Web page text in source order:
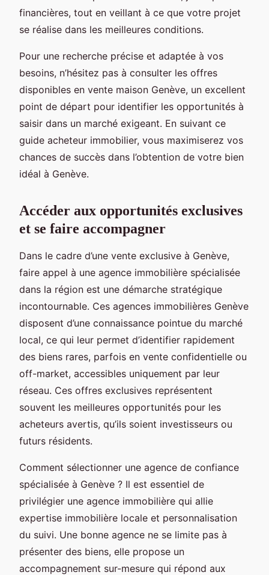
financières, tout en veillant à ce que votre projet
se réalise dans les meilleures conditions.
Pour une recherche précise et adaptée à vos
besoins, n’hésitez pas à consulter les offres
disponibles en vente maison Genève, un excellent
point de départ pour identifier les opportunités à
saisir dans un marché exigeant. En suivant ce
guide acheteur immobilier, vous maximiserez vos
chances de succès dans l’obtention de votre bien
idéal à Genève.
Accéder aux opportunités exclusives
et se faire accompagner
Dans le cadre d’une vente exclusive à Genève,
faire appel à une agence immobilière spécialisée
dans la région est une démarche stratégique
incontournable. Ces agences immobilières Genève
disposent d’une connaissance pointue du marché
local, ce qui leur permet d’identifier rapidement
des biens rares, parfois en vente confidentielle ou
off-market, accessibles uniquement par leur
réseau. Ces offres exclusives représentent
souvent les meilleures opportunités pour les
acheteurs avertis, qu’ils soient investisseurs ou
futurs résidents.
Comment sélectionner une agence de confiance
spécialisée à Genève ? Il est essentiel de
privilégier une agence immobilière qui allie
expertise immobilière locale et personnalisation
du suivi. Une bonne agence ne se limite pas à
présenter des biens, elle propose un
accompagnement sur-mesure qui répond aux